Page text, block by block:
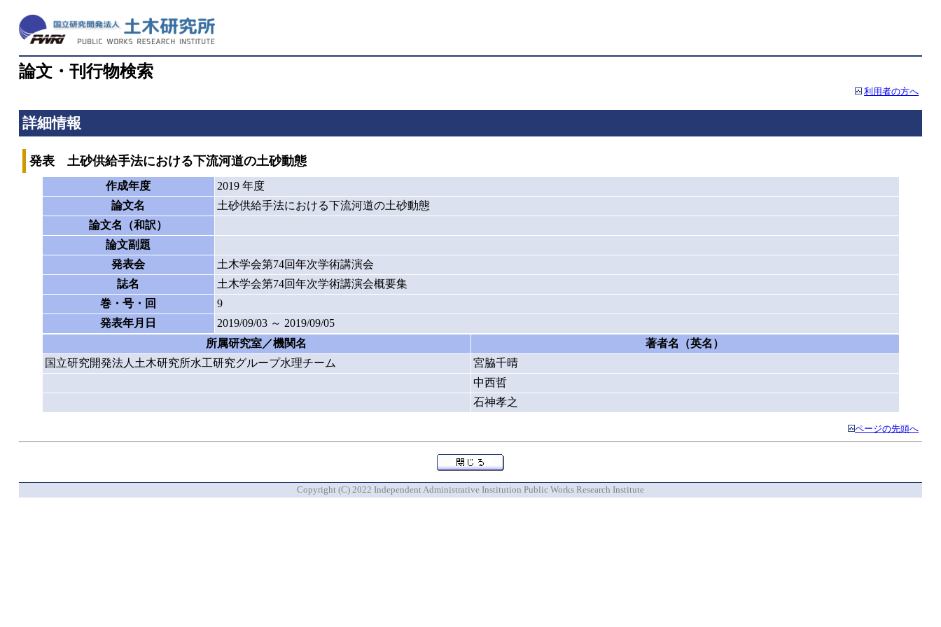
論文・刊行物検索
利用者の方へ
詳細情報
発表 土砂供給手法における下流河道の土砂動態
作成年度
2019 年度
論文名
土砂供給手法における下流河道の土砂動態
論文名（和訳）
論文副題
発表会
土木学会第74回年次学術講演会
誌名
土木学会第74回年次学術講演会概要集
巻・号・回
9
発表年月日
2019/09/03 ～ 2019/09/05
所属研究室／機関名
著者名（英名）
国立研究開発法人土木研究所水工研究グループ水理チーム
宮脇千晴
中西哲
石神孝之
ページの先頭へ
Copyright (C) 2022 Independent Administrative Institution Public Works Research Institute